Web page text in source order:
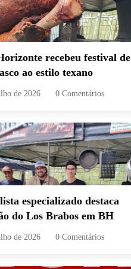
recebeu festival de
ao estilo texano
de 2026 0 Comentários
especializado destaca
do Los Brabos em BH
de 2026 0 Comentários